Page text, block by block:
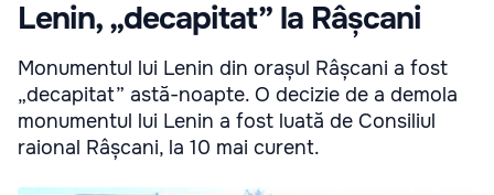
Lenin, „decapitat” la Râșcani
Monumentul lui Lenin din orașul Râșcani a fost
„decapitat” astă-noapte. O decizie de a demola
monumentul lui Lenin a fost luată de Consiliul
raional Râșcani, la 10 mai curent.